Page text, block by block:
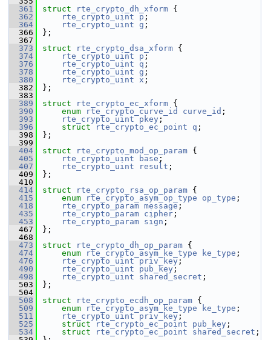
  361
struct rte_crypto_dh_xform {
  362
rte_crypto_uint p ;
  364
rte_crypto_uint g ;
  366
};
  367
  373
struct rte_crypto_dsa_xform {
  374
rte_crypto_uint p ;
  376
rte_crypto_uint q ;
  378
rte_crypto_uint g ;
  380
rte_crypto_uint x ;
  382
};
  383
  389
struct rte_crypto_ec_xform {
  390
enum rte_crypto_curve_id curve_id ;
  393
rte_crypto_uint pkey ;
  396
struct rte_crypto_ec_point q ;
  398
};
  399
  404
struct rte_crypto_mod_op_param {
  405
rte_crypto_uint base ;
  407
rte_crypto_uint result ;
  409
};
  410
  414
struct rte_crypto_rsa_op_param {
  415
enum rte_crypto_asym_op_type op_type ;
  418
rte_crypto_param message ;
  435
rte_crypto_param cipher ;
  453
rte_crypto_param sign ;
  467
};
  468
  473
struct rte_crypto_dh_op_param {
  474
enum rte_crypto_asym_ke_type ke_type ;
  476
rte_crypto_uint priv_key ;
  490
rte_crypto_uint pub_key ;
  498
rte_crypto_uint shared_secret ;
  503
};
  504
  508
struct rte_crypto_ecdh_op_param {
  509
enum rte_crypto_asym_ke_type ke_type ;
  511
rte_crypto_uint priv_key ;
  525
struct rte_crypto_ec_point pub_key ;
  534
struct rte_crypto_ec_point shared_secret ;